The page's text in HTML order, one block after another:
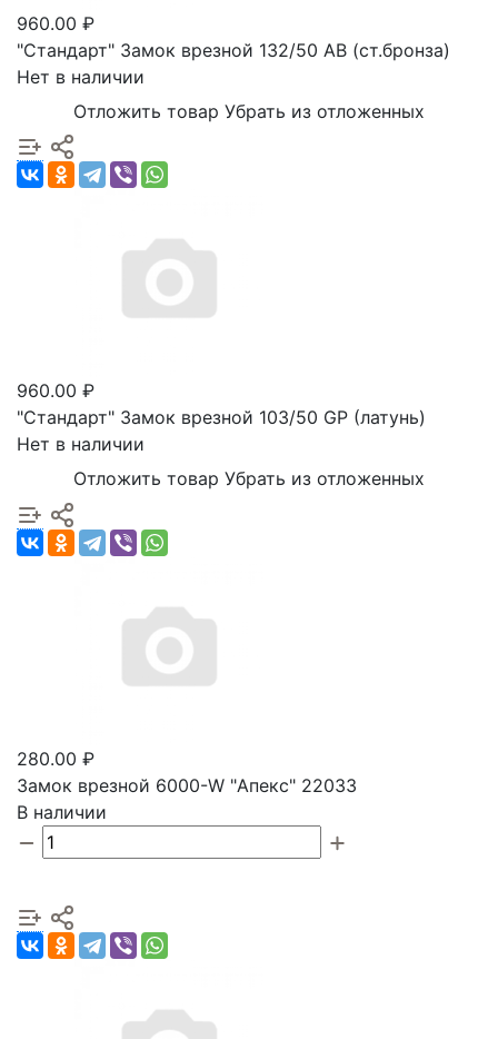
960.00 ₽
"Стандарт" Замок врезной 132/50 АВ (ст.бронза)
Нет в наличии
Отложить товар Убрать из отложенных
960.00 ₽
"Стандарт" Замок врезной 103/50 GP (латунь)
Нет в наличии
Отложить товар Убрать из отложенных
280.00 ₽
Замок врезной 6000-W "Апекс" 22033
В наличии